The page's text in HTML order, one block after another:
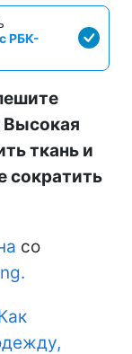
РБК-
Высокая
ткань и
сократить
со